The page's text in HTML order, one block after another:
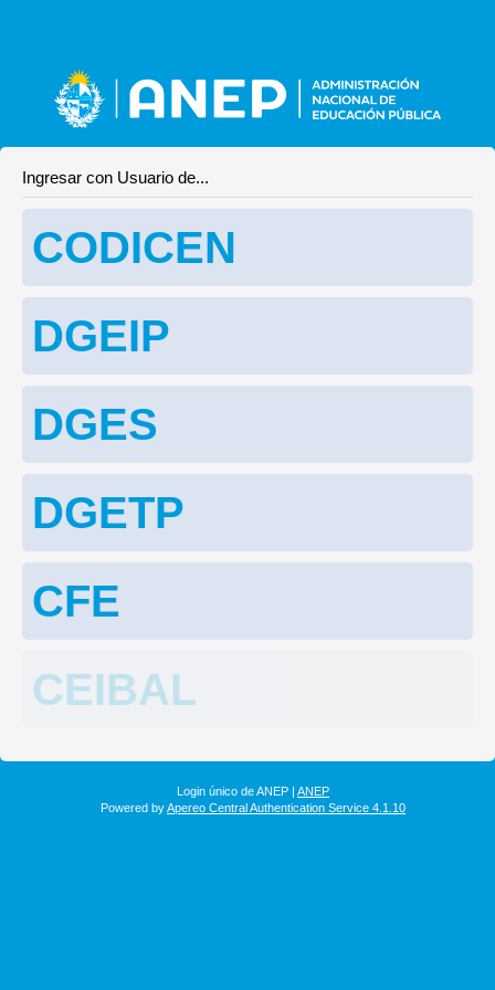
Ingresar con Usuario de...
CODICEN
DGEIP
DGES
DGETP
CFE
CEIBAL
Login único de ANEP | ANEP
Powered byApereo Central Authentication Service 4.1.10